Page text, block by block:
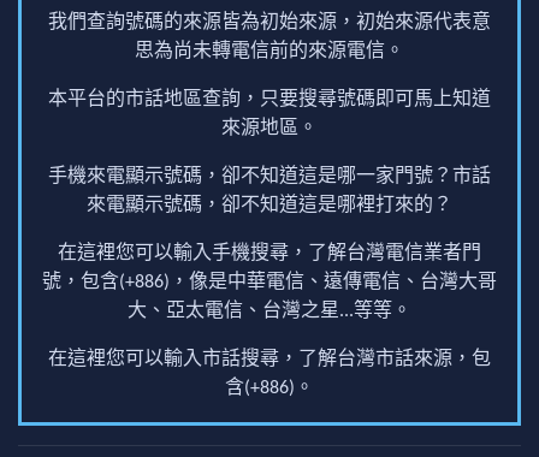
我們查詢號碼的來源皆為初始來源，初始來源代表意
思為尚未轉電信前的來源電信。
本平台的市話地區查詢，只要搜尋號碼即可馬上知道
來源地區。
手機來電顯示號碼，卻不知道這是哪一家門號？市話
來電顯示號碼，卻不知道這是哪裡打來的？
在這裡您可以輸入手機搜尋，了解台灣電信業者門
號，包含(+886)，像是中華電信、遠傳電信、台灣大哥
大、亞太電信、台灣之星...等等。
在這裡您可以輸入市話搜尋，了解台灣市話來源，包
含(+886)。